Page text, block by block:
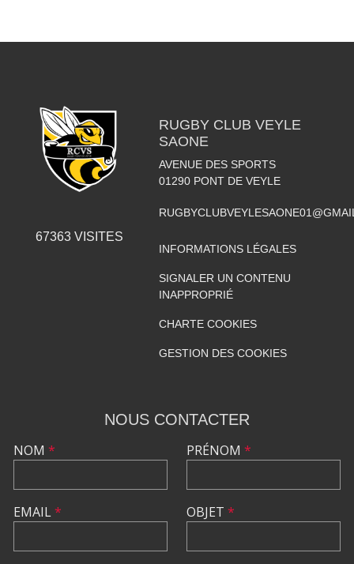
67363VISITES
RUGBY CLUB VEYLE
SAONE
AVENUE DES SPORTS
01290 PONT DE VEYLE
INFORMATIONS LÉGALES
SIGNALER UN CONTENU
INAPPROPRIÉ
CHARTE COOKIES
GESTION DES COOKIES
NOUS CONTACTER
NOM *
EMAIL*
PRÉNOM *
OBJET *